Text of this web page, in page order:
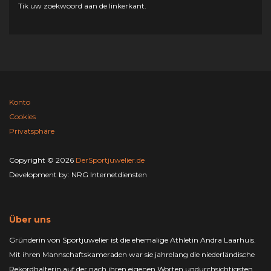
Tik uw zoekwoord aan de linkerkant.
Konto
Cookies
Privatsphäre
Copyright © 2026 DerSportjuwelier.de
Development by: NRG Internetdiensten
Über uns
Gründerin von Sportjuwelier ist die ehemalige Athletin Andra Laarhuis.
Mit ihren Mannschaftskameraden war sie jahrelang die niederländische
Rekordhalterin auf der nach ihren eigenen Worten undurchsichtigsten